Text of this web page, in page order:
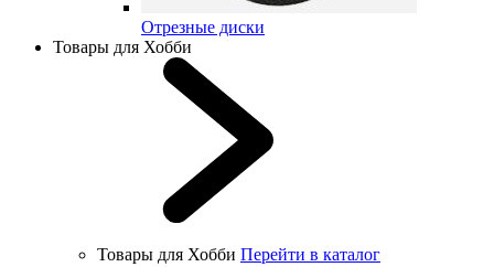
Отрезные диски
Товары для Хобби
Товары для Хобби Перейти в каталог